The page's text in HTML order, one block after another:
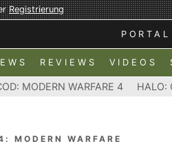
Registrierung
PORTAL
REVIEWS VIDEOS
MODERN WARFARE 4 HALO:
MODERN WARFARE